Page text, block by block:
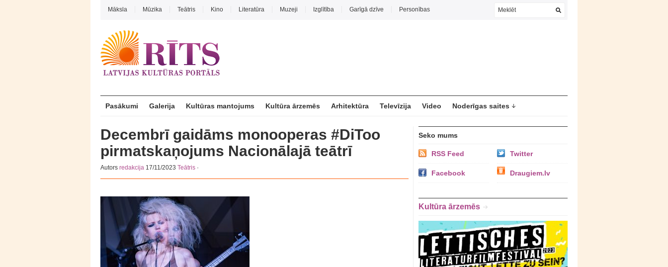
Māksla Mūzika Teātris Kino Literatūra Muzeji Izglītība Garīgā dzīve Personības
Pasākumi Galerija Kultūras mantojums Kultūra ārzemēs Arhitektūra Televīzija Video Noderīgas saites
Decembrī gaidāms monooperas #DiToo
pirmatskaņojums Nacionālajā teātrī
Autors redakcija 17/11/2023 Teātris ·
Seko mums
RSS Feed Twitter
Facebook Draugiem.lv
Kultūra ārzemēs